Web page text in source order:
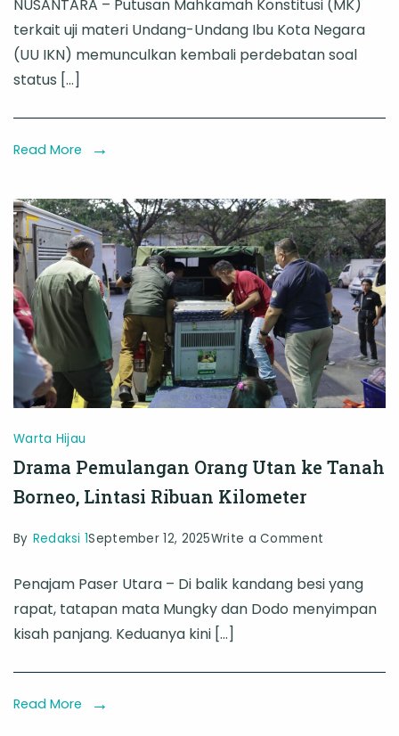
Sebut
Putusan
MK
Tahapan
Kota
ke
Nusantara
NUSANTARA – Putusan Mahkamah Konstitusi (MK)
terkait uji materi Undang-Undang Ibu Kota Negara
(UU IKN) memunculkan kembali perdebatan soal
status […]
Read More
Warta Hijau
Drama Pemulangan Orang Utan ke Tanah
Borneo, Lintasi Ribuan Kilometer
By Redaksi 1September 12, 2025Write a Comment
Orang
ke
Penajam Paser Utara – Di balik kandang besi yang
rapat, tatapan mata Mungky dan Dodo menyimpan
kisah panjang. Keduanya kini […]
Read More